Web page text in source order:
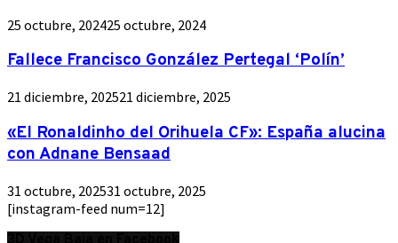
25 octubre, 202425 octubre, 2024
Fallece Francisco González Pertegal ‘Polín’
21 diciembre, 202521 diciembre, 2025
«El Ronaldinho del Orihuela CF»: España alucina
con Adnane Bensaad
31 octubre, 202531 octubre, 2025
[instagram-feed num=12]